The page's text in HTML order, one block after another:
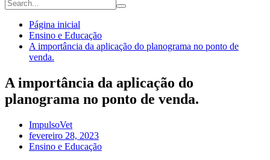
Página inicial
Ensino e Educação
A importância da aplicação do planograma no ponto de
venda.
A importância da aplicação do
planograma no ponto de venda.
ImpulsoVet
fevereiro 28, 2023
Ensino e Educação